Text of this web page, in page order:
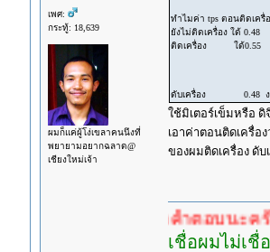
เพศ:
กระทู้: 18,639
ผมก็แค่ผู้โง่เขลาคนนึงที่
พยายามอยากฉลาด@
เชียงใหม่เจ้า
ทำไมค่า tps ตอนติดเครื่
ยังไม่ติดเครื่อง ใด้ 0.48
ติดเครื่อง ใด้0.55
ดับเครื่อง 0.48 ง
ใช้มิเตอร์เข็มหรือ
เอาค่าตอนติดเครื่อ
ของผมติดเครื่อง ดับ
ตอบก่อนรอคำตอบนะครับ พิมพ์ไว้
เชื่อผมไม่เ